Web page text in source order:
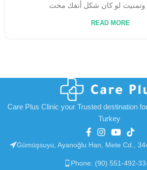
READ MORE
Care Plus Clinic your Trusted destination
Turkey
Gümüşsuyu, Ayanoğlu Han, Mete Cd.,
Phone: (90) 551-492-